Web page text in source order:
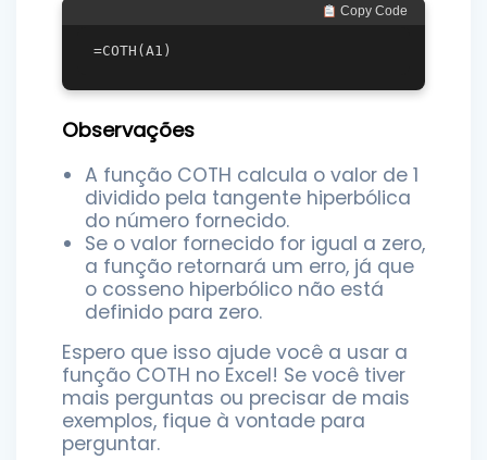
Copy Code
Observações
A função COTH calcula o valor de 1
dividido pela tangente hiperbólica
do número fornecido.
Se o valor fornecido for igual a zero,
a função retornará um erro, já que
o cosseno hiperbólico não está
definido para zero.
Espero que isso ajude você a usar a
função COTH no Excel! Se você tiver
mais perguntas ou precisar de mais
exemplos, fique à vontade para
perguntar.